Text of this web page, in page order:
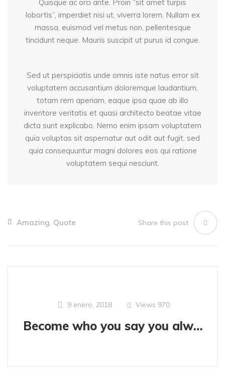
Quisque ac orci ante. Proin “sit amet turpis
lobortis”, imperdiet nisi ut, viverra lorem. Nullam ex
massa, euismod vel metus non, pellentesque
tincidunt neque. Mauris suscipit ut purus id congue.
Sed ut perspiciatis unde omnis iste natus error sit
voluptatem accusantium doloremque laudantium,
totam rem aperiam, eaque ipsa quae ab illo
inventore veritatis et quasi architecto beatae vitae
dicta sunt explicabo. Nemo enim ipsam voluptatem
quia voluptas sit aspernatur aut odit aut fugit, sed
quia consequuntur magni dolores eos qui ratione
voluptatem sequi nesciunt.
Amazing, Quote Share this post
9 enero, 2018 Views 970
Become who you say you always will